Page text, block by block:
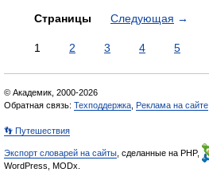
Страницы Следующая →
1 2 3 4 5
© Академик, 2000-2026
Обратная связь: Техподдержка Реклама на сайте
👣 Путешествия
Экспорт словарей на сайты , сделанные на PHP,
WordPress, MODx.